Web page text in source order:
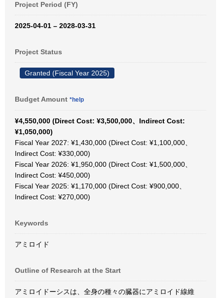
Project Period (FY)
2025-04-01 – 2028-03-31
Project Status
Granted (Fiscal Year 2025)
Budget Amount *help
¥4,550,000 (Direct Cost: ¥3,500,000、Indirect Cost:
¥1,050,000)
Fiscal Year 2027: ¥1,430,000 (Direct Cost: ¥1,100,000、
Indirect Cost: ¥330,000)
Fiscal Year 2026: ¥1,950,000 (Direct Cost: ¥1,500,000、
Indirect Cost: ¥450,000)
Fiscal Year 2025: ¥1,170,000 (Direct Cost: ¥900,000、
Indirect Cost: ¥270,000)
Keywords
アミロイド
Outline of Research at the Start
アミロイドーシスは、全身の種々の臓器にアミロイド線維